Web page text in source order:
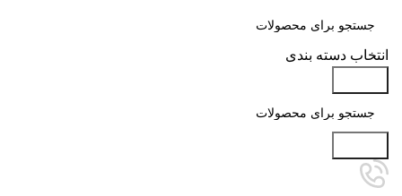
انتخاب دسته بندی